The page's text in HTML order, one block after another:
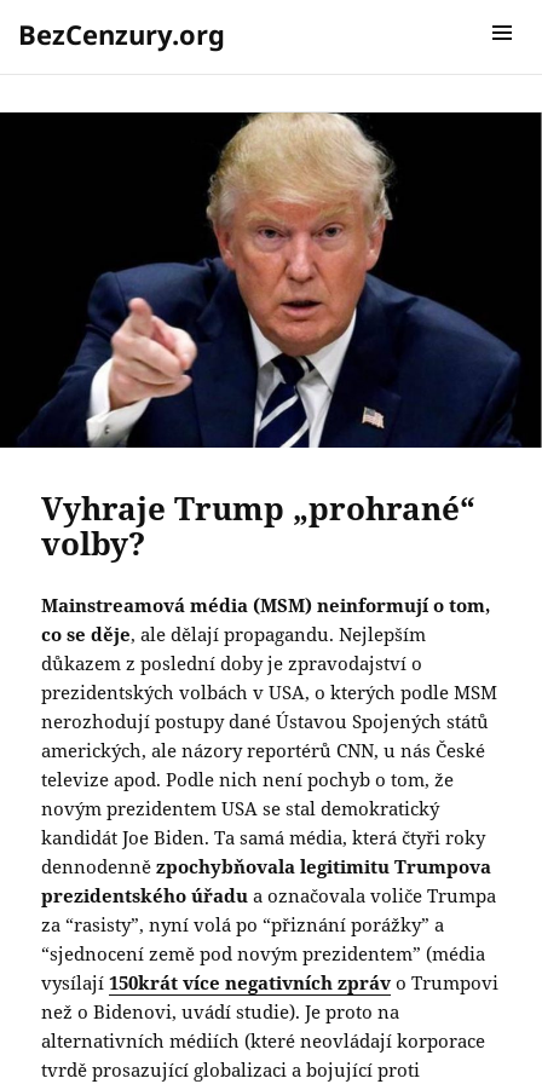
BezCenzury.org
MENU A
Štítek: trump
Vyhraje Trump „prohrané“
volby?
Mainstreamová média (MSM) neinformují o tom,
co se děje, ale dělají propagandu. Nejlepším
důkazem z poslední doby je zpravodajství o
prezidentských volbách v USA, o kterých podle MSM
nerozhodují postupy dané Ústavou Spojených států
amerických, ale názory reportérů CNN, u nás České
televize apod. Podle nich není pochyb o tom, že
novým prezidentem USA se stal demokratický
kandidát Joe Biden. Ta samá média, která čtyři roky
dennodennězpochybňovala legitimitu Trumpova
prezidentského úřadu a označovala voliče Trumpa
za “rasisty”, nyní volá po “přiznání porážky” a
“sjednocení země pod novým prezidentem” (média
vysílají150krát více negativních zpráv o Trumpovi
než o Bidenovi, uvádí studie). Je proto na
alternativních médiích (které neovládají korporace
tvrdě prosazující globalizaci a bojující proti